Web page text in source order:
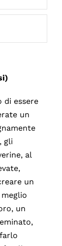
di essere
un
gli
al
un
un